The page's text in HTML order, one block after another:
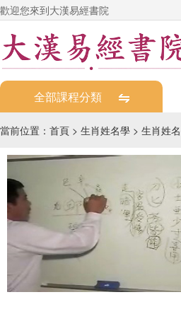
歡迎您來到大漢易經書院
全部課程分類
當前位置： 首頁 > 生肖姓名學 > 生肖姓